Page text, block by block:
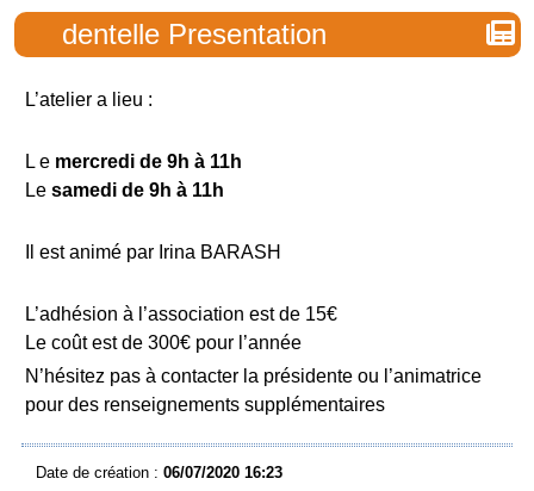
dentelle Presentation
L’atelier a lieu :
L emercredi de 9h à 11h
Le samedi de 9h à 11h
Il est animé par Irina BARASH
L’adhésion à l’association est de 15€
Le coût est de 300€ pour l’année
N’hésitez pas à contacter la présidente ou l’animatrice
pour des renseignements supplémentaires
Date de création : 06/07/2020 16:23